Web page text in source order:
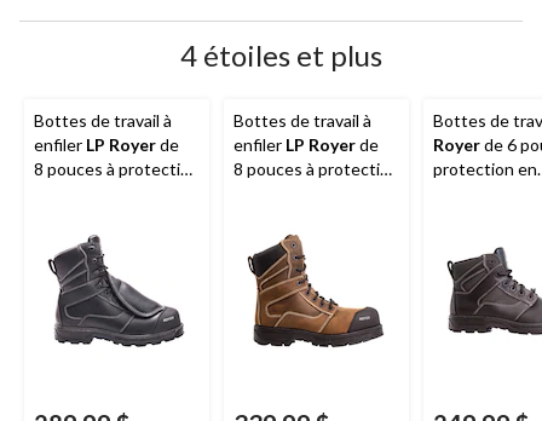
4 étoiles et plus
Bottes de travail à
enfiler LP Royerde
8 pouces à protection
métatarsienne pour
hommes, Agility
Bottes de travail à
enfiler LP Royerde
8 pouces à protection
Arctic Grip
Bottes de
Royerde 6
protection en